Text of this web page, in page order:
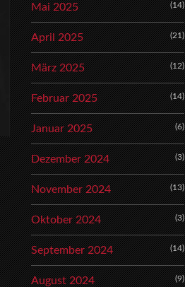
Mai 2025 (14)
April 2025 (21)
März 2025 (12)
Februar 2025 (14)
Januar 2025 (6)
Dezember 2024 (3)
November 2024 (13)
Oktober 2024 (3)
September 2024 (14)
August 2024 (9)